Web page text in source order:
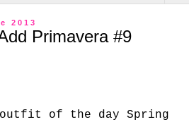
2013
Primavera #9
of the day Spring